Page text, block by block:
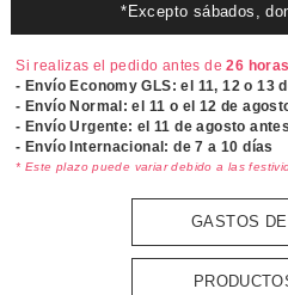
*Excepto sábados,
Si realizas el pedido antes de26
- Envío Economy GLS: el 11, 12 o 13
- Envío Normal: el 11 o el 12 de
- Envío Urgente: el11 de agosto
- Envío Internacional: de 7 a 10 días
* Este plazo puede variar debido a las
GASTOS